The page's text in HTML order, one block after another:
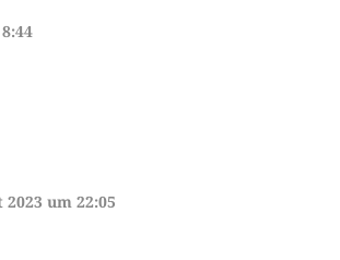
2023 um 22:05